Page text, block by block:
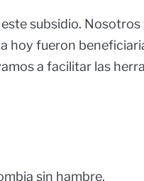
subsidio. Nosotros
hoy fueron
a facilitar las
sin hambre.